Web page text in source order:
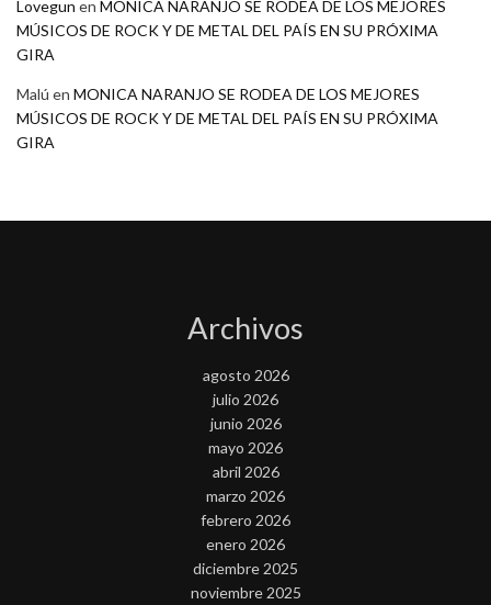
Lovegun en MONICA NARANJO SE RODEA DE LOS MEJORES
MÚSICOS DE ROCK Y DE METAL DEL PAÍS EN SU PRÓXIMA
GIRA
Malú en MONICA NARANJO SE RODEA DE LOS MEJORES
MÚSICOS DE ROCK Y DE METAL DEL PAÍS EN SU PRÓXIMA
GIRA
Archivos
agosto 2026
julio 2026
junio 2026
mayo 2026
abril 2026
marzo 2026
febrero 2026
enero 2026
diciembre 2025
noviembre 2025